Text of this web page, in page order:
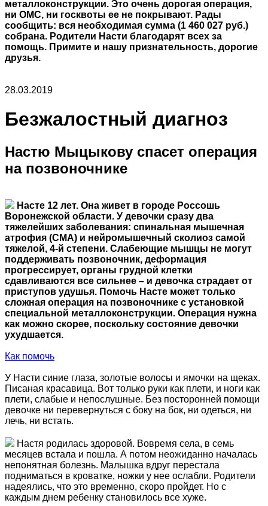
металлоконструкции. Это очень дорогая операция,
ни ОМС, ни госквоты ее не покрывают. Рады
сообщить: вся необходимая сумма (1 460 027 руб.)
собрана. Родители Насти благодарят всех за
помощь. Примите и нашу признательность, дорогие
друзья.
28.03.2019
Безжалостный диагноз
Настю Мыцыкову спасет операция
на позвоночнике
Насте 12 лет. Она живет в городе Россошь
Воронежской области. У девочки сразу два
тяжелейших заболевания: спинальная мышечная
атрофия (СМА) и нейромышечный сколиоз самой
тяжелой, 4-й степени. Слабеющие мышцы не могут
поддерживать позвоночник, деформация
прогрессирует, органы грудной клетки
сдавливаются все сильнее – и девочка страдает от
приступов удушья. Помочь Насте может только
сложная операция на позвоночнике с установкой
специальной металлоконструкции. Операция нужна
как можно скорее, поскольку состояние девочки
ухудшается.
Как помочь
У Насти синие глаза, золотые волосы и ямочки на щеках.
Писаная красавица. Вот только руки как плети, и ноги как
плети, слабые и непослушные. Без посторонней помощи
девочке ни перевернуться с боку на бок, ни одеться, ни
лечь, ни встать.
Настя родилась здоровой. Вовремя села, в семь
месяцев встала и пошла. А потом неожиданно началась
непонятная болезнь. Малышка вдруг перестала
подниматься в кроватке, ножки у нее ослабли. Родители
надеялись, что это временно, скоро пройдет. Но с
каждым днем ребенку становилось все хуже.